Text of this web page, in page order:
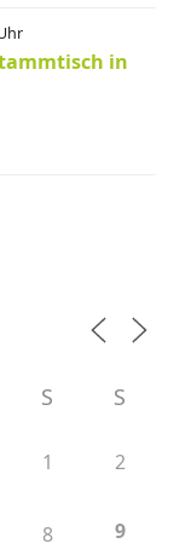
in
S S
1 2
8 9